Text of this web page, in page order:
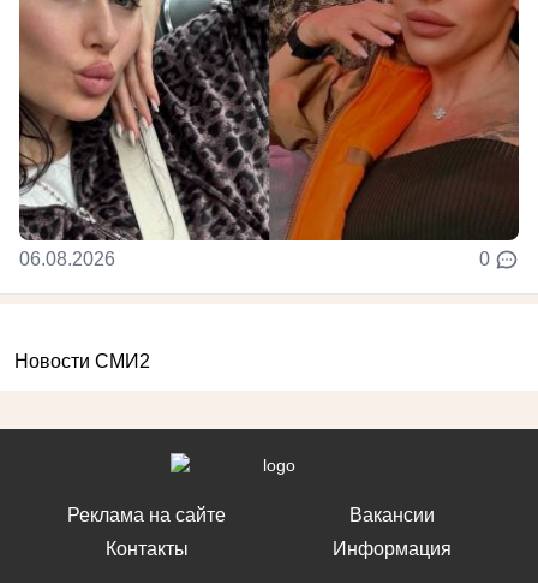
06.08.2026 0
Новости СМИ2
Реклама на сайте
Контакты
Вакансии
Информация